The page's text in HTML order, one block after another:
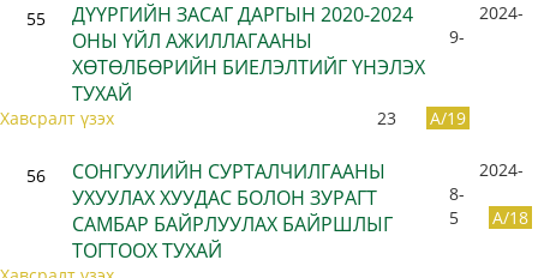
55
ДҮҮРГИЙН ЗАСАГ ДАРГЫН 2020-2024
ОНЫ ҮЙЛ АЖИЛЛАГААНЫ
ХӨТӨЛБӨРИЙН БИЕЛЭЛТИЙГ ҮНЭЛЭХ
ТУХАЙ
2024-
9-
23 A/19
Хавсралт үзэх
56
СОНГУУЛИЙН СУРТАЛЧИЛГААНЫ
УХУУЛАХ ХУУДАС БОЛОН ЗУРАГТ
САМБАР БАЙРЛУУЛАХ БАЙРШЛЫГ
ТОГТООХ ТУХАЙ
2024-
8-
5
A/18